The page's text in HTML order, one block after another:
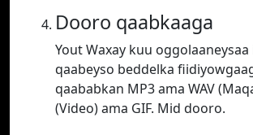
Dooro qaabkaaga
Yout Waxay kuu oggolaaneysaa
qaabeyso beddelka
qaababkan MP3 ama WAV
(Video) ama GIF. Mid dooro.